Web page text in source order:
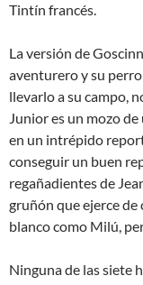
Tintín francés.
La versión de
aventurero y su perro
llevarlo a su campo,
Junior es un mozo
en un intrépido
conseguir un buen
regañadientes de
gruñón que ejerce de
blanco como Milú,
Ninguna de las siete